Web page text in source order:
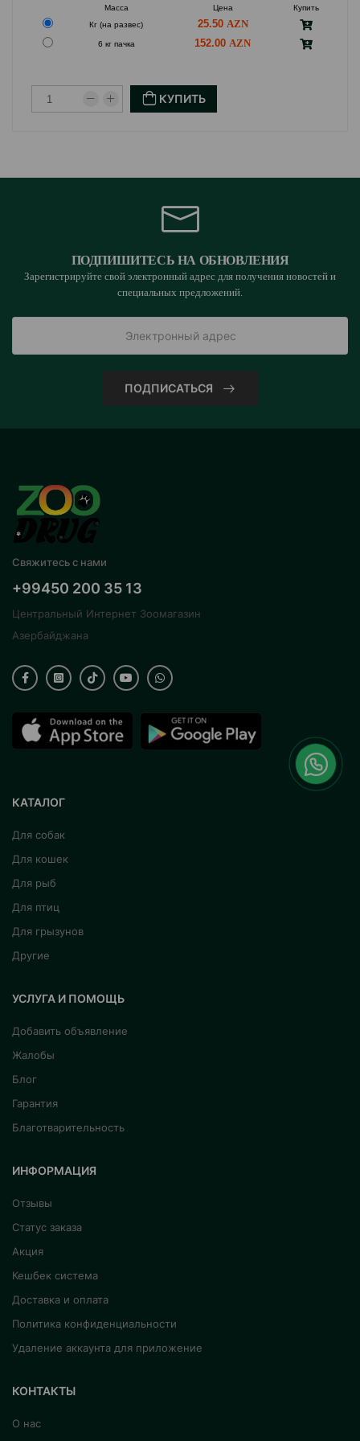
Масса Цена
Купить
Кг (на развес)
25.50
6 кг пачка 152.00
КУПИТЬ
ПОДПИШИТЕСЬ НА ОБНОВЛЕНИЯ
Зарегистрируйте свой электронный адрес для получения новостей и
специальных предложений.
ПОДПИСАТЬСЯ
Свяжитесь с нами
+99450 200 35 13
Центральный Интернет Зоомагазин
Азербайджана
КАТАЛОГ
Для собак
Для кошек
Для рыб
Для птиц
Для грызунов
Другие
УСЛУГА И ПОМОЩЬ
Добавить объявление
Жалобы
Блог
Гарантия
Благотварительность
ИНФОРМАЦИЯ
Отзывы
Статус заказа
Акция
Кешбек система
Доставка и оплата
Политика конфиденциальности
Удаление аккаунта для приложение
КОНТАКТЫ
О нас